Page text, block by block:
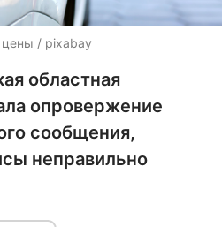
цены / pixabay
областная
опровержение
сообщения,
неправильно